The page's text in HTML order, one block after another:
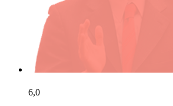
6,0